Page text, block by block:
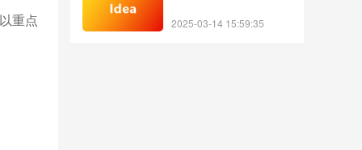
重点 2025-03-14 15:59:35